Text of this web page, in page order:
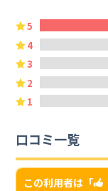
5
4
3
2
1
口コミ一覧
この利用者は「